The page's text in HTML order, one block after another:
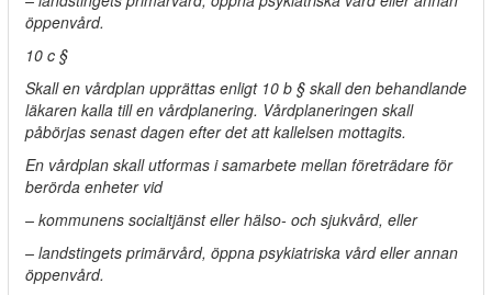
öppenvård.
10 c §
Skall en vårdplan upprättas enligt 10 b § skall den behandlande
läkaren kalla till en vårdplanering. Vårdplaneringen skall
påbörjas senast dagen efter det att kallelsen mottagits.
En vårdplan skall utformas i samarbete mellan företrädare för
berörda enheter vid
– kommunens socialtjänst eller hälso- och sjukvård, eller
– landstingets primärvård, öppna psykiatriska vård eller annan
öppenvård.